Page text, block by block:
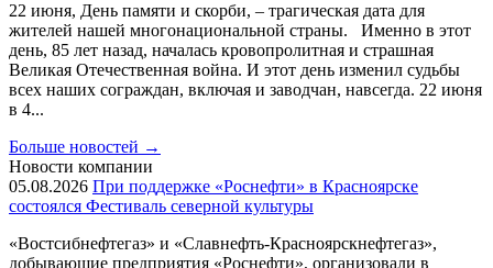
22 июня, День памяти и скорби, – трагическая дата для
жителей нашей многонациональной страны. Именно в этот
день, 85 лет назад, началась кровопролитная и страшная
Великая Отечественная война. И этот день изменил судьбы
всех наших сограждан, включая и заводчан, навсегда. 22 июня
в 4...
Больше новостей →
Новости компании
05.08.2026 При поддержке «Роснефти» в Красноярске
состоялся Фестиваль северной культуры
«Востсибнефтегаз» и «Славнефть-Красноярскнефтегаз»,
добывающие предприятия «Роснефти», организовали в